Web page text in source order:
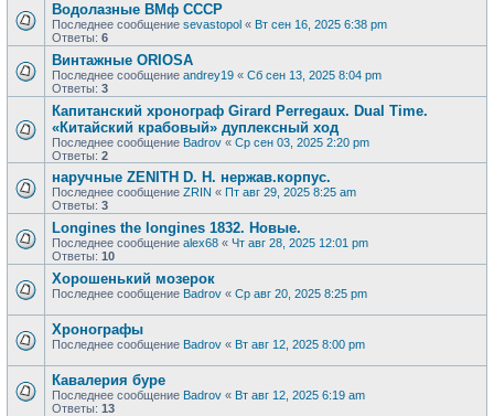
Водолазные ВМф СССР
Последнее сообщение sevastopol « Вт сен 16, 2025 6:38 pm
Ответы: 6
Винтажные ORIOSA
Последнее сообщение andrey19 « Сб сен 13, 2025 8:04 pm
Ответы: 3
Капитанский хронограф Girard Perregaux. Dual Time.
«Китайский крабовый» дуплексный ход
Последнее сообщение Badrov « Ср сен 03, 2025 2:20 pm
Ответы: 2
наручные ZENITH D. H. нержав.корпус.
Последнее сообщение ZRIN « Пт авг 29, 2025 8:25 am
Ответы: 3
Longines the longines 1832. Новые.
Последнее сообщение alex68 « Чт авг 28, 2025 12:01 pm
Ответы: 10
Хорошенький мозерок
Последнее сообщение Badrov « Ср авг 20, 2025 8:25 pm
Хронографы
Последнее сообщение Badrov « Вт авг 12, 2025 8:00 pm
Кавалерия буре
Последнее сообщение Badrov « Вт авг 12, 2025 6:19 am
Ответы: 13